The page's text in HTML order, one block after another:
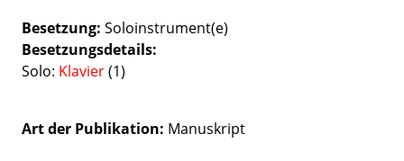
Besetzung Soloinstrument(e)
Besetzungsdetails
Solo: Klavier(1)
Art der Publikation Manuskript